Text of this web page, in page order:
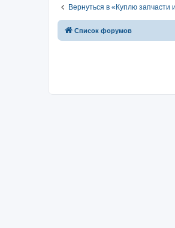
Вернуться в «Куплю запчасти
Список форумов